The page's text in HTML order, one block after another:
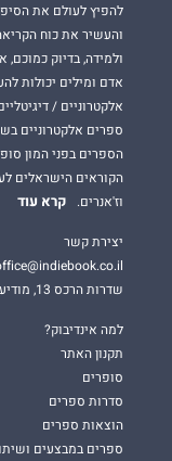
להפיץ לעולם את
והעשיר את כוח
ולמידה, בדיוק
אדם ומילים יכולות
אלקטרוניים /
ספרים אלקטרוניים
הספרים בפני המון
הקוראים הישראלים
וז'אנרים.
קרא עוד
יצירת קשר
שדרות הרכס 13, מודיעין
למה אינדיבוק?
תקנון האתר
סופרים
סדרות ספרים
הוצאות ספרים
ספרים במבצעים